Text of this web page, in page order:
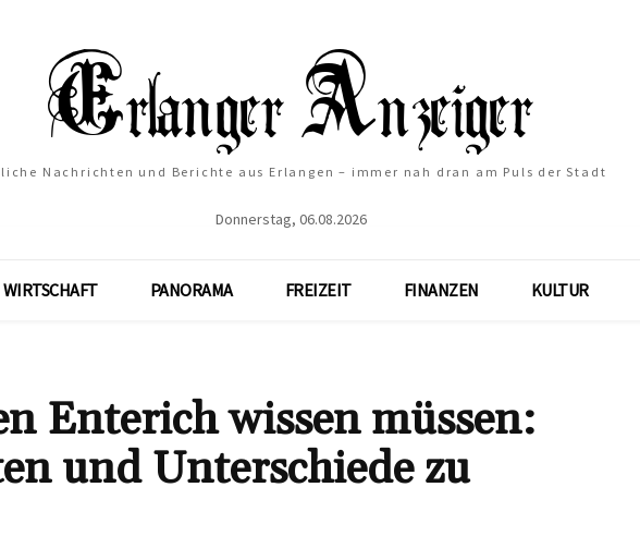
Nachrichten und Berichte aus Erlangen – immer nah dran am Puls der Stadt
Donnerstag, 06.08.2026
WIRTSCHAFT PANORAMA FREIZEIT FINANZEN KULTUR
Enterich wissen müssen:
und Unterschiede zu